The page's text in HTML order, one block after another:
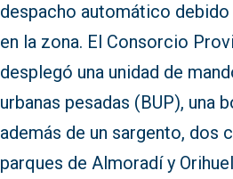
despacho automático
en la zona. El Consorcio
desplegó una unidad de
urbanas pesadas (BUP), una
además de un sargento, dos
parques de Almoradí y